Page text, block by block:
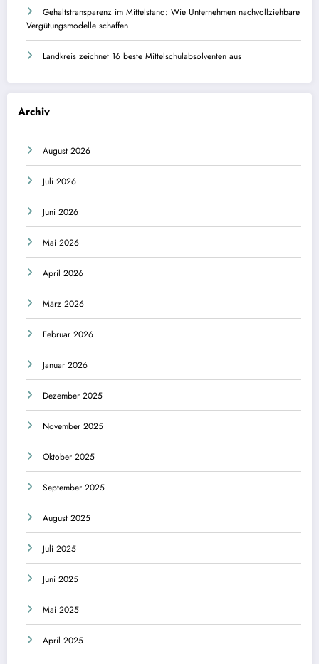
Gehaltstransparenz im Mittelstand: Wie Unternehmen nachvollziehbare
Vergütungsmodelle schaffen
Landkreis zeichnet 16 beste Mittelschulabsolventen aus
Archiv
August 2026
Juli 2026
Juni 2026
Mai 2026
April 2026
März 2026
Februar 2026
Januar 2026
Dezember 2025
November 2025
Oktober 2025
September 2025
August 2025
Juli 2025
Juni 2025
Mai 2025
April 2025